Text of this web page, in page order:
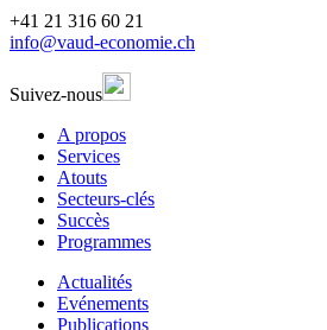
+41 21 316 60 21
info@vaud-economie.ch
Suivez-nous
A propos
Services
Atouts
Secteurs-clés
Succès
Programmes
Actualités
Evénements
Publications